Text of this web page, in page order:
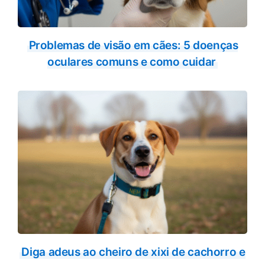
Problemas de visão em cães: 5 doenças
oculares comuns e como cuidar
Diga adeus ao cheiro de xixi de cachorro e